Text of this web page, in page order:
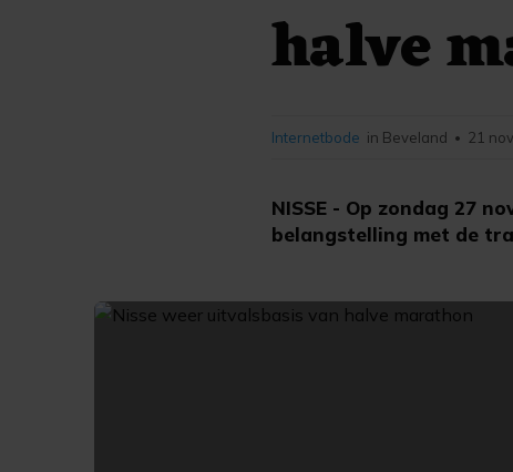
halve
NISSE - Op zondag 27
belangstelling met de
Internetbode in Beveland • 21